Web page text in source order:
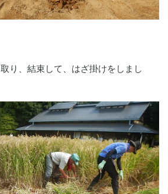
り、結束して、はざ掛けをしまし